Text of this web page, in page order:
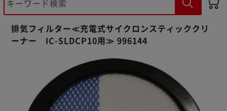
排気フィルター≪充電式サイクロンスティッククリ
ーナー IC-SLDCP10用≫ 996144
※ご確認ください
カートに入れる 購入手続きへ